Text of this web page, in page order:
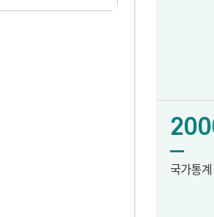
국가통